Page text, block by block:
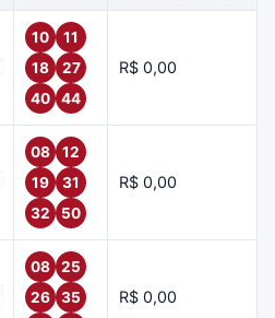
10
11
18
27
40
44
R$ 0,00
08
12
19
31
32
50
R$ 0,00
08
25
26
35
R$ 0,00